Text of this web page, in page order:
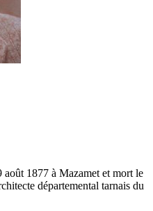
1877 à Mazamet et mort le
départemental tarnais du